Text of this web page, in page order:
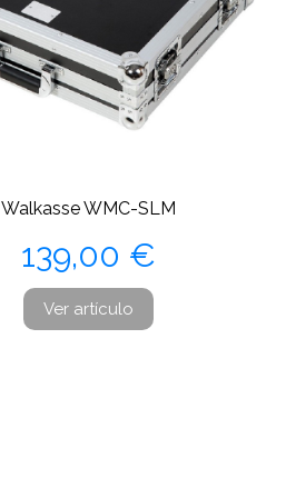
Walkasse WMC-SLM
Precio
139,00 €
Ver artículo